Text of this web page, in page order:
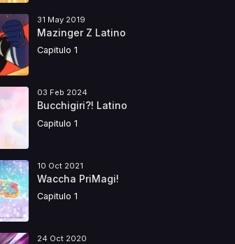
31 May 2019
Mazinger Z Latino
Capitulo 1
03 Feb 2024
Bucchigiri?! Latino
Capitulo 1
10 Oct 2021
Waccha PriMagi!
Capitulo 1
24 Oct 2020